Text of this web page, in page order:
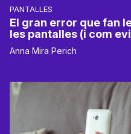
PANTALLES
El gran error que fan
les pantalles (i com
Anna Mira Perich